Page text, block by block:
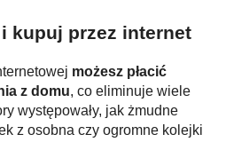
i kupuj przez internet
możesz płacić
z domu, co eliminuje wiele
występowały, jak żmudne
z osobna czy ogromne kolejki